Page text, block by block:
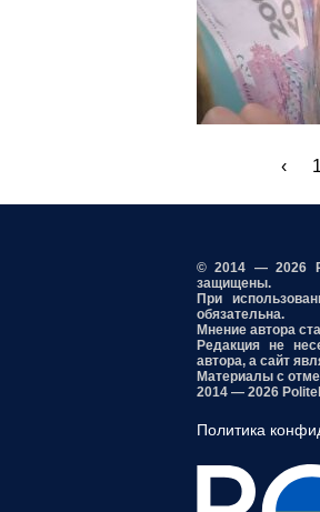
‹ 1
© 2014 — 2026
защищены.
При
обязательна.
Мнение автора
Редакция не
автора, а сайт
Материалы с
2014 — 2026
Политика